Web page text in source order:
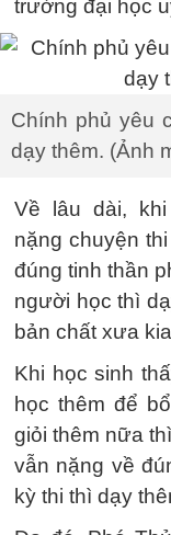
trường đại học
Chính phủ yêu
dạy thêm. (Ảnh
Về lâu dài,
nặng chuyện
đúng tinh thần
người học thì
bản chất xưa
Khi học sinh
học thêm để
giỏi thêm nữa
vẫn nặng về
kỳ thi thì dạy